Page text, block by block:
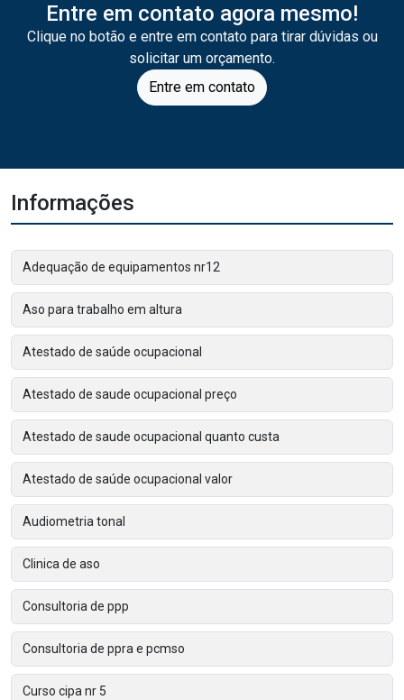
Entre em contato agora mesmo!
Clique no botão e entre em contato para tirar dúvidas ou
solicitar um orçamento.
Entre em contato
Informações
Adequação de equipamentos nr12
Aso para trabalho em altura
Atestado de saúde ocupacional
Atestado de saude ocupacional preço
Atestado de saude ocupacional quanto custa
Atestado de saúde ocupacional valor
Audiometria tonal
Clinica de aso
Consultoria de ppp
Consultoria de ppra e pcmso
Curso cipa nr 5